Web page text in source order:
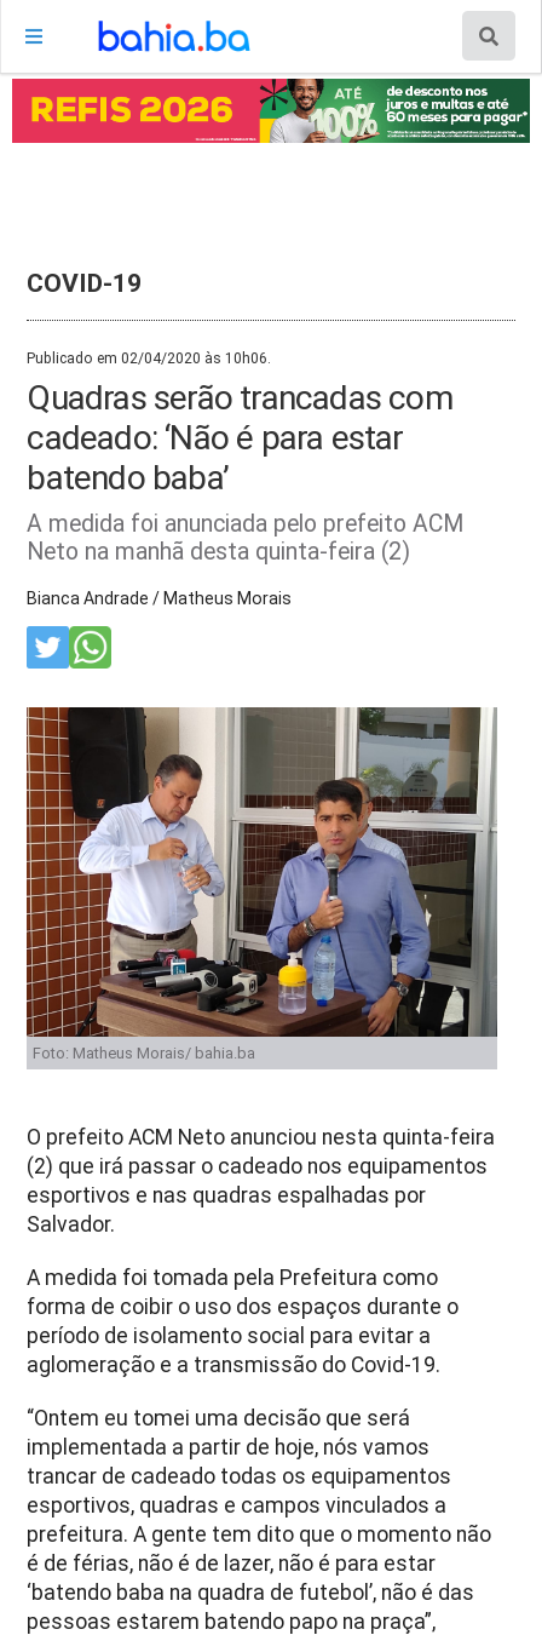
COVID-19
Publicado em 02/04/2020 às 10h06.
Quadras serão trancadas com
cadeado: ‘Não é para estar
batendo baba’
A medida foi anunciada pelo prefeito ACM
Neto na manhã desta quinta-feira (2)
Bianca Andrade / Matheus Morais
Foto: Matheus Morais/ bahia.ba
O prefeito ACM Neto anunciou nesta quinta-feira
(2) que irá passar o cadeado nos equipamentos
esportivos e nas quadras espalhadas por
Salvador.
A medida foi tomada pela Prefeitura como
forma de coibir o uso dos espaços durante o
período de isolamento social para evitar a
aglomeração e a transmissão do Covid-19.
“Ontem eu tomei uma decisão que será
implementada a partir de hoje, nós vamos
trancar de cadeado todas os equipamentos
esportivos, quadras e campos vinculados a
prefeitura. A gente tem dito que o momento não
é de férias, não é de lazer, não é para estar
‘batendo baba na quadra de futebol’, não é das
pessoas estarem batendo papo na praça”,